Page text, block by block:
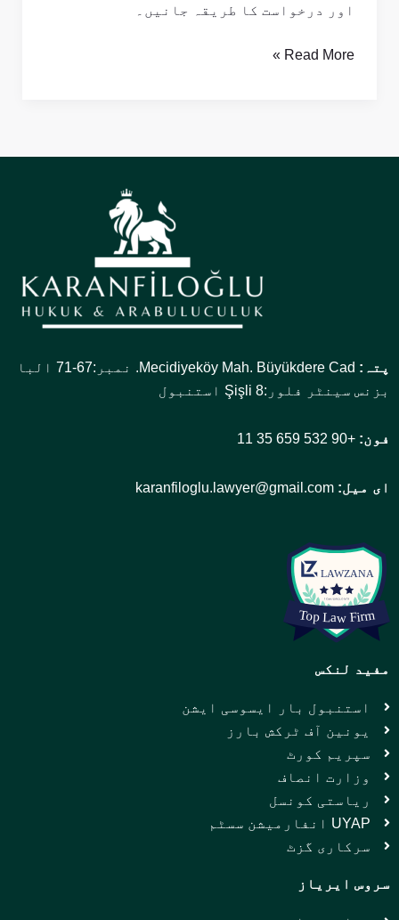
اور درخواست کا طریقہ جانیں۔
Read More »
پتہ:
Mecidiyeköy Mah. Büyükdere Cad. نمبر:67-71 البا
بزنس سینٹر فلور:8 Şişli استنبول
فون: +90 532 659 35 11
ای میل: karanfiloglu.lawyer@gmail.com
مفید لنکس
استنبول بار ایسوسی ایشن
یونین آف ٹرکش بارز
سپریم کورٹ
وزارت انصاف
ریاستی کونسل
UYAP انفارمیشن سسٹم
سرکاری گزٹ
سروس ایریاز